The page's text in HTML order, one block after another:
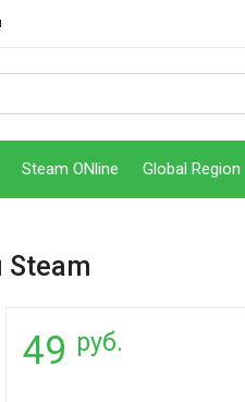
Steam ONline Global Region
Steam
49 руб.